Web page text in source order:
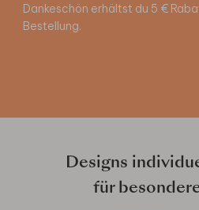
Dankeschön erhältst du 5 €
Bestellung.
Designs
für